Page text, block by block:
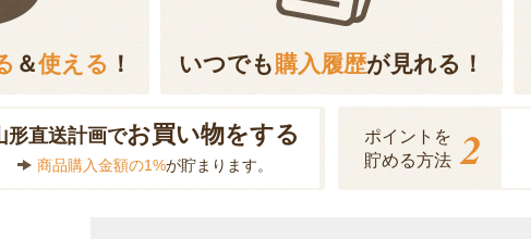
＆使える ！ いつでも購入履歴が見れる！
形直送計画でお買い物をする
商品購入金額の1%が貯まります。
ポイントを
貯める方法 2